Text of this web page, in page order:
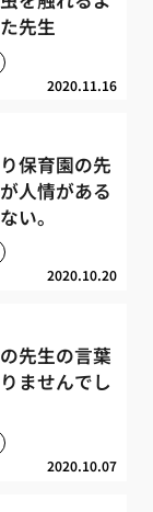
先生
2020.11.16
保育園の先
人情がある
い。
2020.10.20
の先生の言葉
ませんでし
2020.10.07